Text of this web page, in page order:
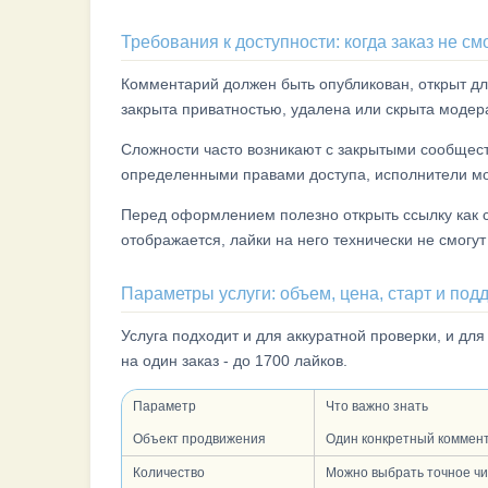
Требования к доступности: когда заказ не
Комментарий должен быть опубликован, открыт
закрыта приватностью, удалена или скрыта
Сложности часто возникают с закрытыми
определенными правами доступа, исполнители
Перед оформлением полезно открыть ссылку как
отображается, лайки на него технически не
Параметры услуги: объем, цена, старт и
Услуга подходит и для аккуратной проверки, и
на один заказ - до 1700 лайков.
Параметр Что важно знать
Объект продвижения Один конкретный
Количество Можно выбрать точное